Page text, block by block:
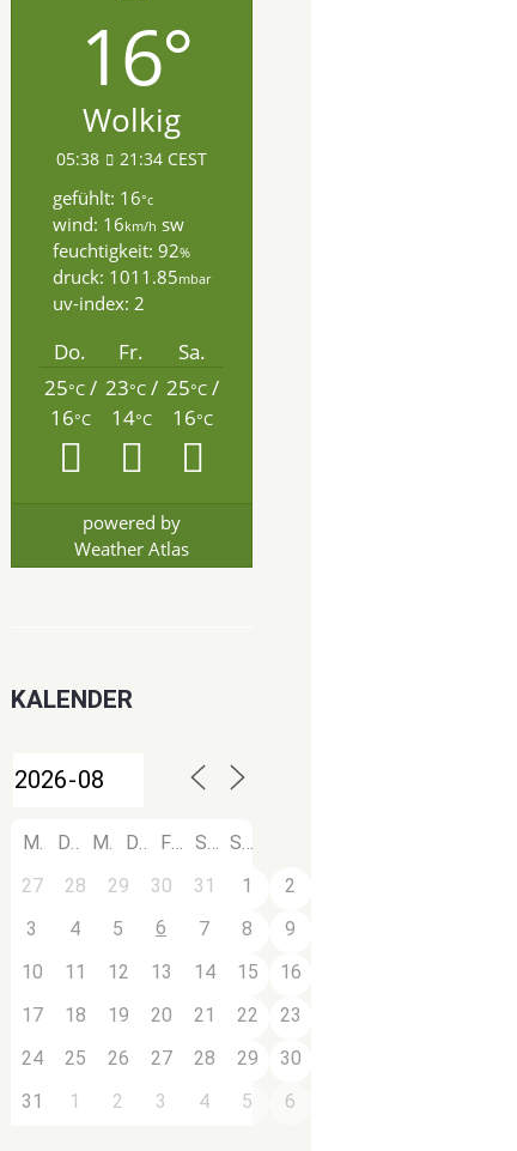
16°
Wolkig
05:38 21:34 CEST
gefühlt: 16°c
wind: 16km/h sw
feuchtigkeit: 92%
druck: 1011.85mbar
uv-index: 2
Do. Fr.
Sa.
25°C/
16°C
23°C/
14°C
25°C/
16°C
powered by
Weather Atlas
KALENDER
M D M D F S
S
27
28 29 30 31 1
2
3
4 5 6 7 8
9
10
11 12 13 14 15
16
17
18 19 20 21 22
23
24
25 26 27 28 29
30
31
1 2 3 4 5 6